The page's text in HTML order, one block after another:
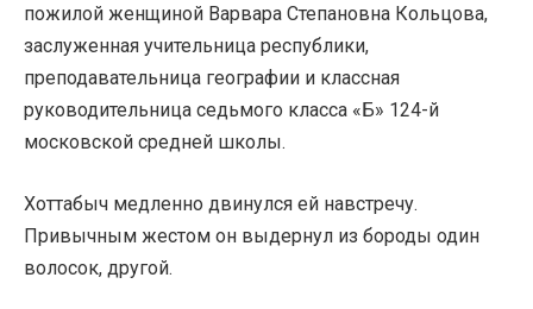
пожилой женщиной Варвара Степановна Кольцова,
заслуженная учительница республики,
преподавательница географии и классная
руководительница седьмого класса «Б» 124-й
московской средней школы.
Хоттабыч медленно двинулся ей навстречу.
Привычным жестом он выдернул из бороды один
волосок, другой.